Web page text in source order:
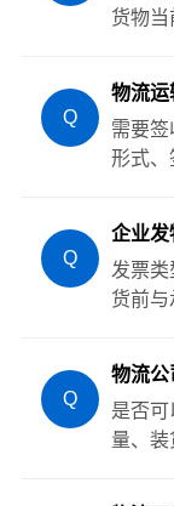
货物当
Q
物流运
需要
形式、
Q
企业发
发票
货前与
Q
物流公
是否
量、装